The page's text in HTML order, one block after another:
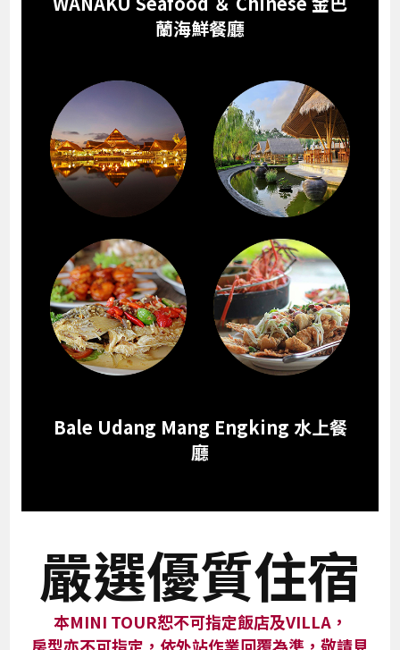
蘭海鮮餐廳
Bale Udang Mang Engking 水上餐
廳
嚴選優質住宿
本MINI TOUR恕不可指定飯店及VILLA，